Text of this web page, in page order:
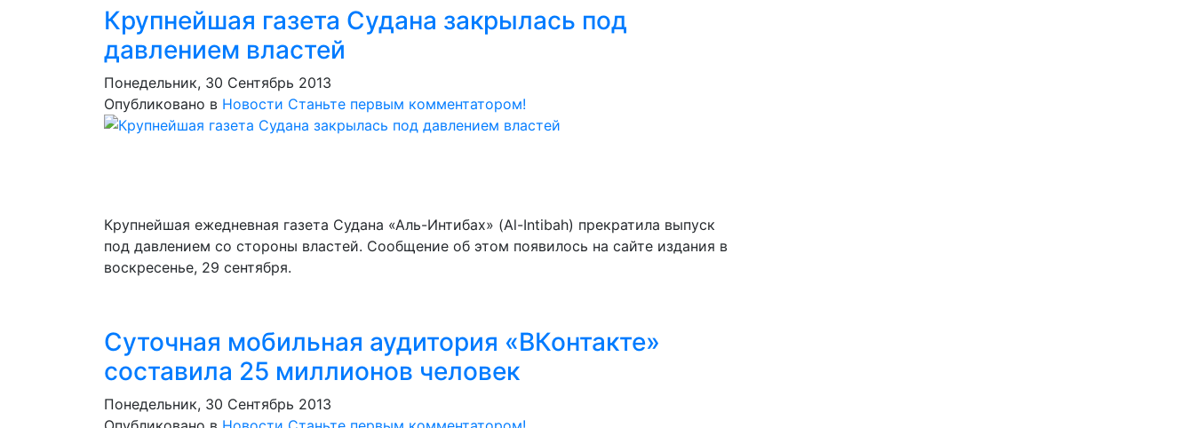
Крупнейшая газета Судана закрылась под
давлением властей
Понедельник, 30 Сентябрь 2013
Опубликовано в Новости Станьте первым комментатором!
Крупнейшая ежедневная газета Судана «Аль-Интибах» (Al-Intibah) прекратила выпуск
под давлением со стороны властей. Сообщение об этом появилось на сайте издания в
воскресенье, 29 сентября.
Суточная мобильная аудитория «ВКонтакте»
составила 25 миллионов человек
Понедельник, 30 Сентябрь 2013